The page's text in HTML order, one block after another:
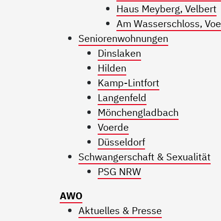
Haus Meyberg, Velbert
Am Wasserschloss,
Seniorenwohnungen
Dinslaken
Hilden
Kamp-Lintfort
Langenfeld
Mönchengladbach
Voerde
Düsseldorf
Schwangerschaft & Sexualität
PSG NRW
AWO
Aktuelles & Presse